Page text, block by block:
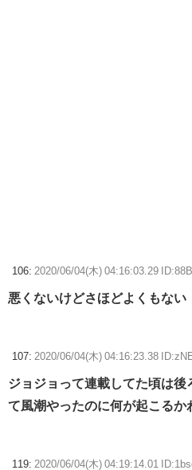
106: 2020/06/04(木) 04:16:03.29
悪くないけどさほどよくもない
107: 2020/06/04(木) 04:16:23.38
ジョジョって連載してた頃は後
て風潮やったのに何が起こるか
119: 2020/06/04(木) 04:19:14.01